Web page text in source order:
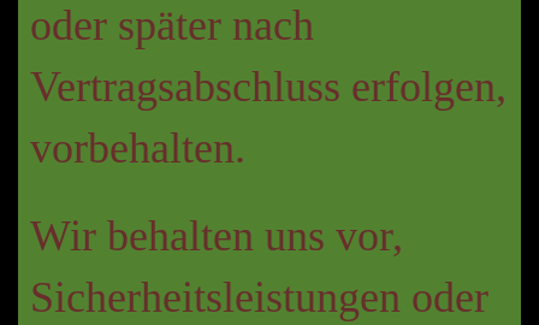
oder später nach
Vertragsabschluss erfolgen,
vorbehalten.
Wir behalten uns vor,
Sicherheitsleistungen oder